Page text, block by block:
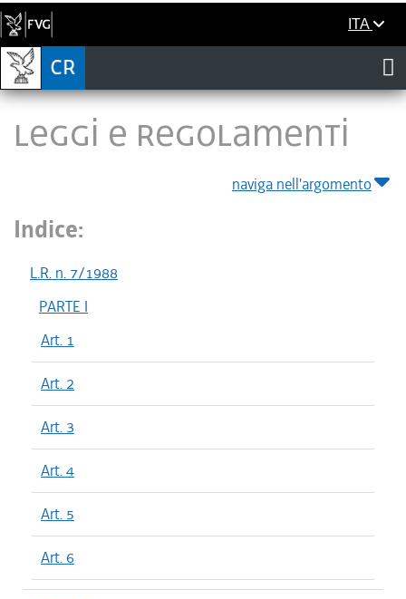
ITA
LEGGI E REGOLAMENTI
naviga nell'argomento
Indice:
L.R. n. 7/1988
PARTE I
Art. 1
Art. 2
Art. 3
Art. 4
Art. 5
Art. 6